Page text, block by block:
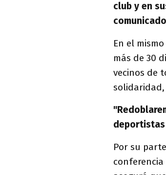
club y en
En el
más de 30
vecinos de
deportistas
Por su